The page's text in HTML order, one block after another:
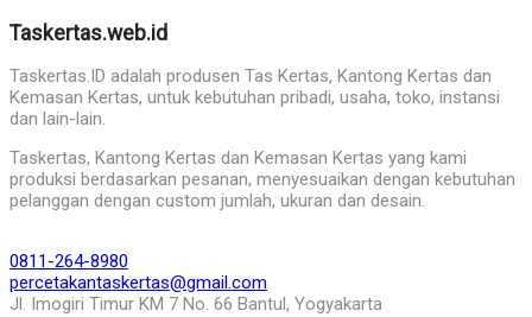
Taskertas.web.id
Taskertas.ID adalah produsen Tas Kertas, Kantong Kertas dan
Kemasan Kertas, untuk kebutuhan pribadi, usaha, toko, instansi
dan lain-lain.
Taskertas, Kantong Kertas dan Kemasan Kertas yang kami
produksi berdasarkan pesanan, menyesuaikan dengan kebutuhan
pelanggan dengan custom jumlah, ukuran dan desain.
0811-264-8980
percetakantaskertas@gmail.com
Jl. Imogiri Timur KM 7 No. 66 Bantul, Yogyakarta